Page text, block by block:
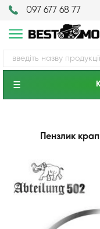
097 677 68 77
Пензлик